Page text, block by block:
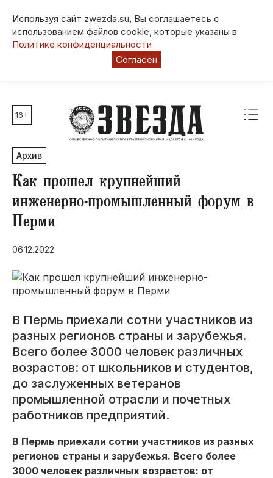
Используя сайт zwezda.su, Вы соглашаетесь с
использованием файлов cookie, которые указаны в
Политике конфиденциальности
Согласен
Главные темы
80 лет Победы
Молодежная столица РФ
СВО
Социальная поддержка
Инфраструктура
Благоустройство
16+
Архив
Как прошел крупнейший
инженерно-промышленный форум в
Перми
06.12.2022
В Пермь приехали сотни участников из
разных регионов страны и зарубежья.
Всего более 3000 человек различных
возрастов: от школьников и студентов,
до заслуженных ветеранов
промышленной отрасли и почетных
работников предприятий.
В Пермь приехали сотни участников из разных
регионов страны и зарубежья. Всего более
3000 человек различных возрастов: от